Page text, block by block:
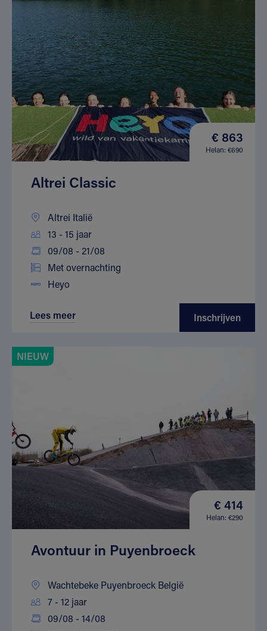
€ 863
Helan: €690
Altrei Classic
Altrei Italië
13 - 15 jaar
09/08 - 21/08
Met overnachting
Heyo
Lees meer Inschrijven
NIEUW
€ 414
Helan: €290
Avontuur in Puyenbroeck
Wachtebeke Puyenbroeck België
7 - 12 jaar
09/08 - 14/08